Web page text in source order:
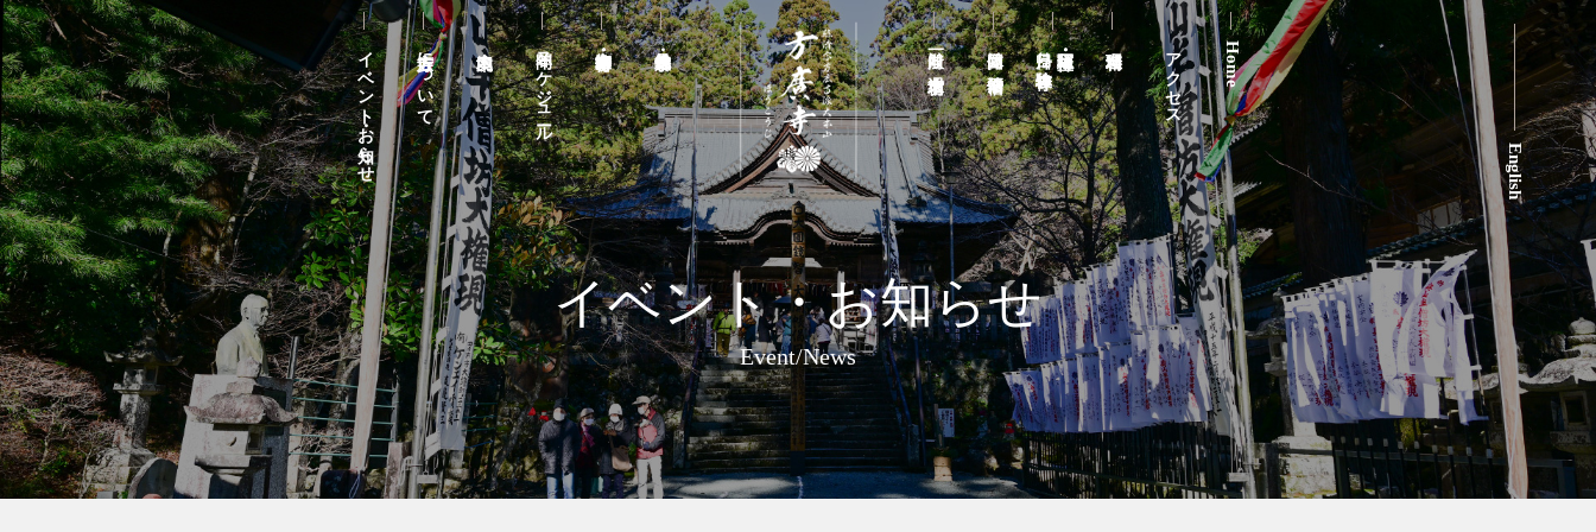
イベント・お知らせ 方広寺について 年間スケジュール 一般向け 週末宿坊 団体向け 宿泊研修 日帰り禅寺体験 アクセス Home
English
イベント・お知らせ
Event/News